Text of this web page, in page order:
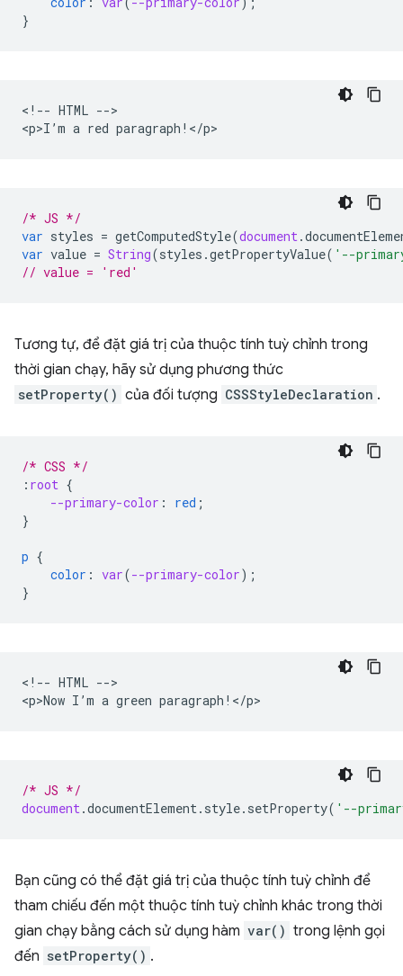
}
<!-- HTML -->
/* JS */
var styles = getComputedStyle(document.
var value = String(styles .getPropertyValue( '--
// value = 'red'
Tương tự, để đặt giá trị của thuộc tính tuỳ chỉnh trong
thời gian chạy, hãy sử dụng phương thức
setProperty() của đối tượng CSSStyleDeclaration .
/* CSS */
: root {
--primary-color : red ;
}
p {
color : var(--primary-color);
}
<!-- HTML -->
/* JS */
document.documentElement. style. setProperty( '--
Bạn cũng có thể đặt giá trị của thuộc tính tuỳ chỉnh để
tham chiếu đến một thuộc tính tuỳ chỉnh khác trong thời
gian chạy bằng cách sử dụng hàm var() trong lệnh gọi
đến setProperty() .